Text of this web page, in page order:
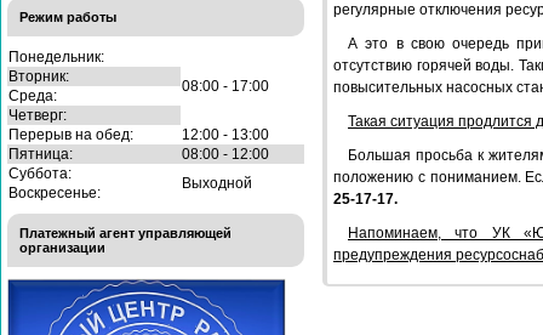
Режим работы
Понедельник:
08:00 - 17:00
Вторник:
Среда:
Четверг:
Перерыв на обед:
12:00 - 13:00
Пятница:
08:00 - 12:00
Суббота:
Выходной
Воскресенье:
Платежный агент управляющей
организации
регулярные отключения
А это в свою очередь
отсутствию горячей воды.
повысительных насосных
Такая ситуация продлится
Большая просьба к
положению с пониманием.
25-17-17.
Напоминаем, что УК
предупреждения